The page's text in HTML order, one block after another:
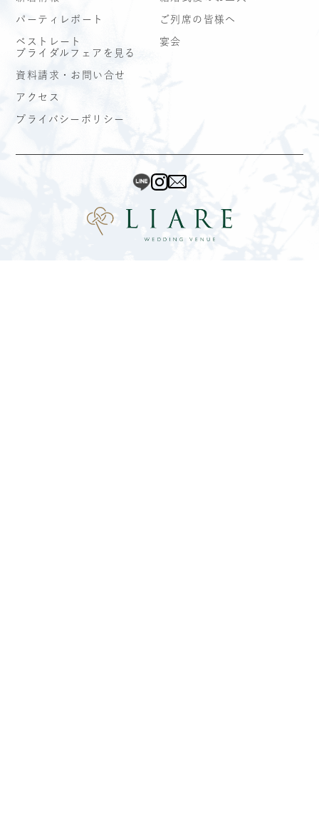
パーティレポート
ベストレート
ご列席の皆様へ
宴会
ブライダルフェアを見る
資料請求・お問い合せ
アクセス
プライバシーポリシー